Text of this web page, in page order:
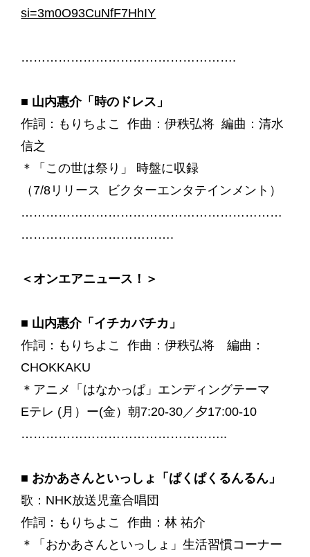
si=3m0O93CuNfF7HhIY
…………………………………………….
■ 山内惠介「時のドレス」
作詞：もりちよこ
作曲：伊秩弘将 編曲：清水
信之
＊「この世は祭り」 時盤に収録
（7/8リリース ビクターエンタテインメント）
………………………………………………………
……………………………….
＜オンエアニュース！＞
■ 山内惠介「イチカバチカ」
作詞：もりちよこ 作曲：伊秩弘将 編曲：
CHOKKAKU
＊アニメ「はなかっぱ」エンディングテーマ
Eテレ (月）ー(金）朝7:20-30／夕17:00-10
…………………………………………..
■ おかあさんといっしょ「ぱくぱくるんるん」
歌：NHK放送児童合唱団
作詞：もりちよこ 作曲：林 祐介
＊「おかあさんといっしょ」生活習慣コーナー